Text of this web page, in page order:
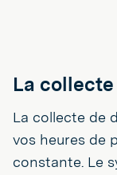
La
La collecte de
vos heures de
constante. Le